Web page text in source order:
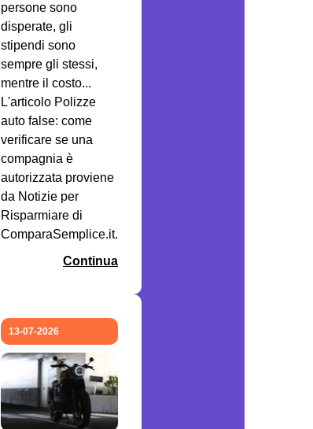
persone sono
disperate, gli
stipendi sono
sempre gli stessi,
mentre il costo...
L'articolo Polizze
auto false: come
verificare se una
compagnia è
autorizzata proviene
da Notizie per
Risparmiare di
ComparaSemplice.it.
Continua
13-07-2026